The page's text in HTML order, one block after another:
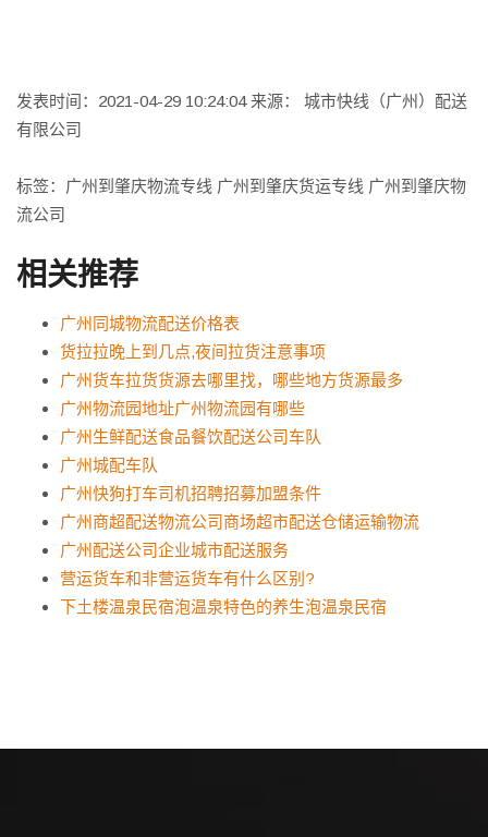
发表时间：2021-04-29 10:24:04 来源： 城市快线（广州）配送
有限公司
标签：广州到肇庆物流专线 广州到肇庆货运专线 广州到肇庆物
流公司
相关推荐
广州同城物流配送价格表
货拉拉晚上到几点,夜间拉货注意事项
广州货车拉货货源去哪里找，哪些地方货源最多
广州物流园地址广州物流园有哪些
广州生鲜配送食品餐饮配送公司车队
广州城配车队
广州快狗打车司机招聘招募加盟条件
广州商超配送物流公司商场超市配送仓储运输物流
广州配送公司企业城市配送服务
营运货车和非营运货车有什么区别?
下土楼温泉民宿泡温泉特色的养生泡温泉民宿